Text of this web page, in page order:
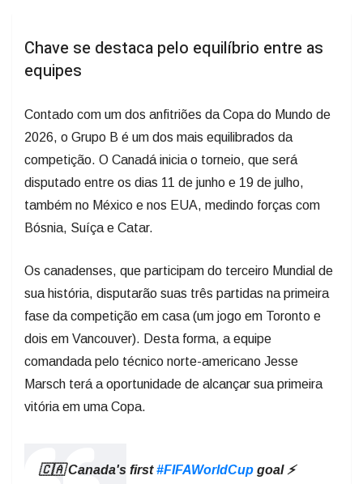
Chave se destaca pelo equilíbrio entre as
equipes
Contado com um dos anfitriões da Copa do Mundo de
2026, o Grupo B é um dos mais equilibrados da
competição. O Canadá inicia o torneio, que será
disputado entre os dias 11 de junho e 19 de julho,
também no México e nos EUA, medindo forças com
Bósnia, Suíça e Catar.
Os canadenses, que participam do terceiro Mundial de
sua história, disputarão suas três partidas na primeira
fase da competição em casa (um jogo em Toronto e
dois em Vancouver). Desta forma, a equipe
comandada pelo técnico norte-americano Jesse
Marsch terá a oportunidade de alcançar sua primeira
vitória em uma Copa.
🇨🇦 Canada's first#FIFAWorldCup goal ⚡